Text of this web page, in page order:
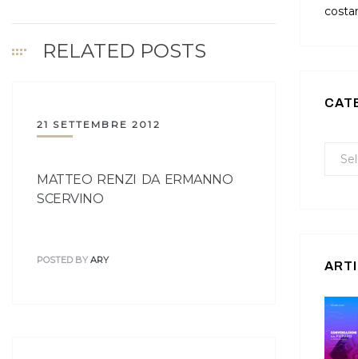
RELATED POSTS
21 SETTEMBRE 2012
MATTEO RENZI DA ERMANNO
SCERVINO
POSTED BY ARY